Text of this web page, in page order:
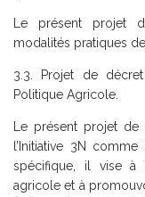
Le présent projet
modalités pratiques
3.3. Projet de
Politique Agricole.
Le présent projet
l’Initiative 3N
spécifique, il vise à
agricole et à